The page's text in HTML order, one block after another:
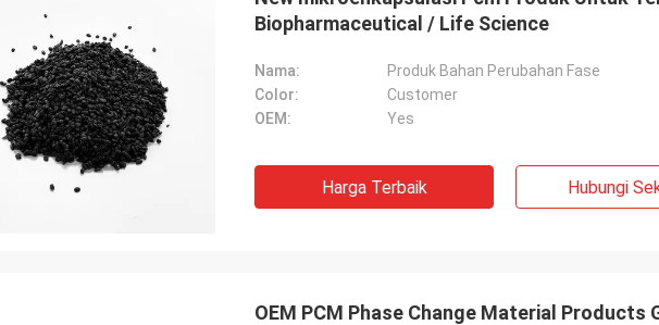
Biopharmaceutical / Life Science
Nama:
Produk Bahan Perubahan Fase
Color:
Customer
OEM:
Yes
Harga Terbaik Hubungi
OEM PCM Phase Change Material Products